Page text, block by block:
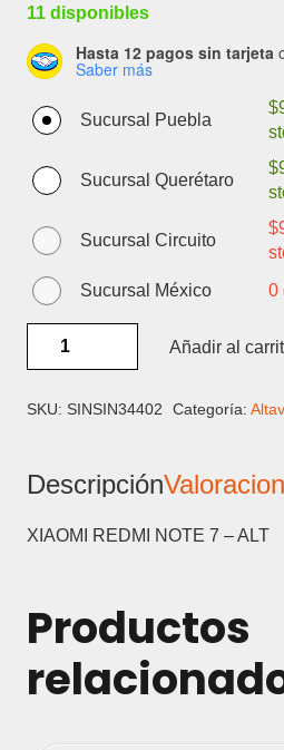
11 disponibles
Hasta 12 pagos sin tarjeta
Saber más
Sucursal Puebla
$
Sucursal Querétaro
$
Sucursal Circuito
$
Sucursal México
0
REDMI
7
cantidad
Añadir al
SKU: SINSIN34402 Categoría:
Descripción
XIAOMI REDMI NOTE 7 – ALT
Productos